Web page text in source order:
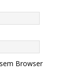
Browser